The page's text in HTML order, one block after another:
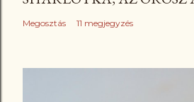
Megosztás 11 megjegyzés